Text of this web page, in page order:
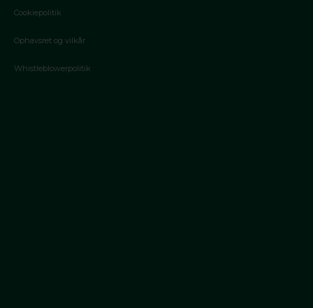
Cookiepolitik
Ophavsret og vilkår
Whistleblowerpolitik